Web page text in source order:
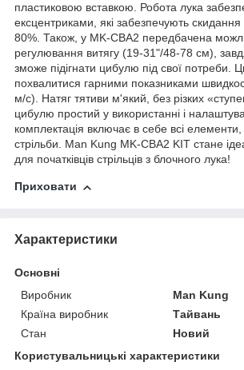
пластиковою вставкою. Робота лука
ексцентриками, які забезпечують
80%. Також, у MK-CBA2 передбачена
регулювання витягу (19-31"/48-78 см),
зможе підігнати цибулю під свої потреби.
похвалитися гарними показниками
м/с). Натяг тятиви м'який, без різких
цибулю простий у використанні і
комплектація включає в себе всі елементи,
стрільби. Man Kung MK-CBA2 KIT стане
для початківців стрільців з блочного лука!
Приховати
Характеристики
Основні
Виробник
Man Kung
Країна виробник
Тайвань
Стан
Новий
Користувальницькі характеристики